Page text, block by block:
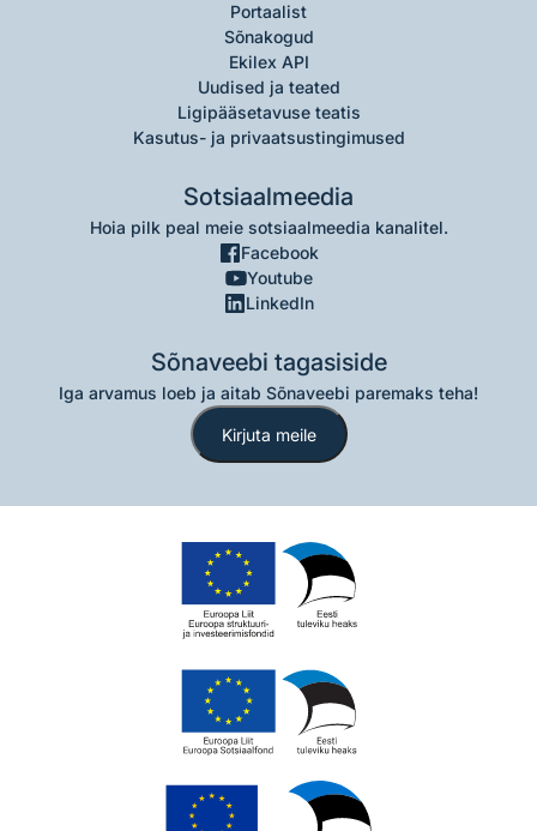
Portaalist
Sõnakogud
Ekilex API
Uudised ja teated
Ligipääsetavuse teatis
Kasutus- ja privaatsustingimused
Sotsiaalmeedia
Hoia pilk peal meie sotsiaalmeedia kanalitel.
Facebook
Youtube
LinkedIn
Sõnaveebi tagasiside
Iga arvamus loeb ja aitab Sõnaveebi paremaks teha!
Kirjuta meile